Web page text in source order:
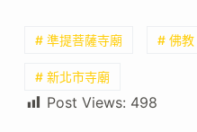
# 準提菩薩寺廟 # 佛教
# 新北市寺廟
Post Views: 498